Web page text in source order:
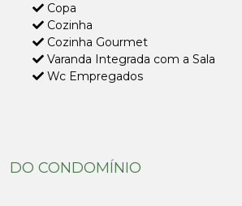
Copa
Cozinha
Cozinha Gourmet
Varanda Integrada com a Sala
Wc Empregados
DO CONDOMÍNIO